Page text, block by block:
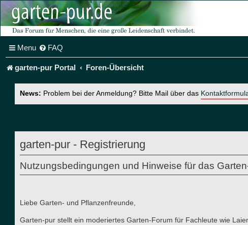
Menu FAQ
garten-pur Portal Foren-Übersicht
News: Problem bei der Anmeldung? Bitte Mail über das
garten-pur - Registrierung
Nutzungsbedingungen und Hinweise für das
Liebe Garten- und Pflanzenfreunde,
Garten-pur stellt ein moderiertes Garten-Forum für Fachleute wie